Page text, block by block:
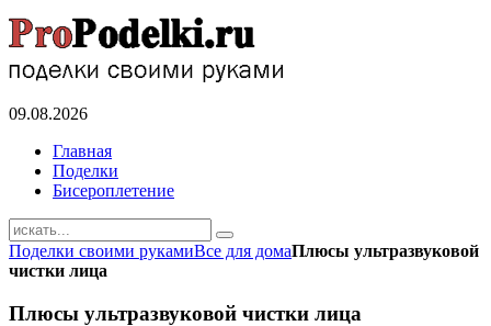
09.08.2026
Главная
Поделки
Бисероплетение
Поделки своими рукамиВсе для домаПлюсы ультразвуковой
чистки лица
Плюсы ультразвуковой чистки лица